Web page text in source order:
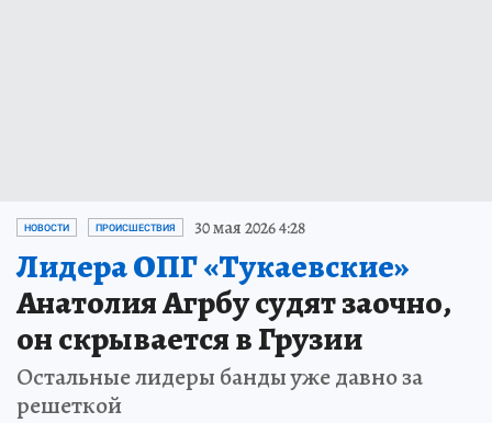
НОВОСТИ ПРОИСШЕСТВИЯ 30 мая 2026 4:28
Лидера ОПГ «Тукаевские»
Анатолия Агрбу судят заочно,
он скрывается в Грузии
Остальные лидеры банды уже давно за
решеткой